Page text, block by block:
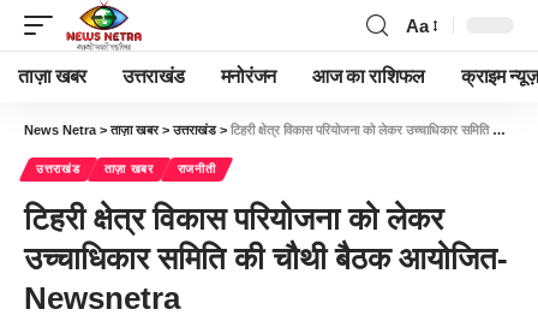
Aa
ताज़ा खबर उत्तराखंड मनोरंजन आज का राशिफल क्राइम न्यूज़
News Netra >ताज़ा खबर>उत्तराखंड> टिहरी क्षेत्र विकास परियोजना को लेकर उच्चाधिकार समिति की चौथी बैठक आयोजित-Newsnetra
उत्तराखंड ताज़ा खबर राजनीती
टिहरी क्षेत्र विकास परियोजना को लेकर
उच्चाधिकार समिति की चौथी बैठक आयोजित-
Newsnetra